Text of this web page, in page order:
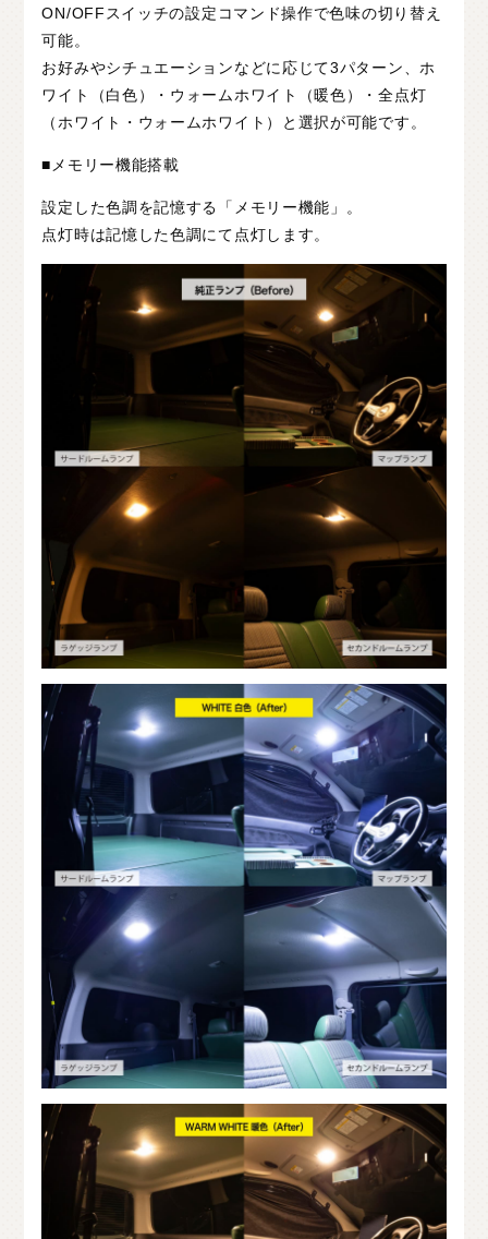
ON/OFFスイッチの設定コマンド操作で色味の切り替え
可能。
お好みやシチュエーションなどに応じて3パターン、ホ
ワイト（白色）・ウォームホワイト（暖色）・全点灯
（ホワイト・ウォームホワイト）と選択が可能です。
■メモリー機能搭載
設定した色調を記憶する「メモリー機能」。
点灯時は記憶した色調にて点灯します。